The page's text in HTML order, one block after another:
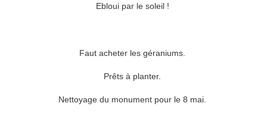
Ebloui par le soleil !
Faut acheter les géraniums.
Prêts à planter.
Nettoyage du monument pour le 8 mai.